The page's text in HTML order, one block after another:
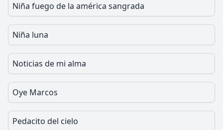
Niña fuego de la américa sangrada
Niña luna
Noticias de mi alma
Oye Marcos
Pedacito del cielo